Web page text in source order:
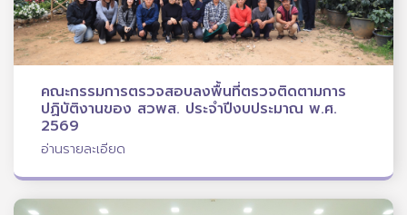
คณะกรรมการตรวจสอบลงพื้นที่ตรวจติดตามการ
ปฏิบัติงานของ สวพส. ประจำปีงบประมาณ พ.ศ.
2569
อ่านรายละเอียด